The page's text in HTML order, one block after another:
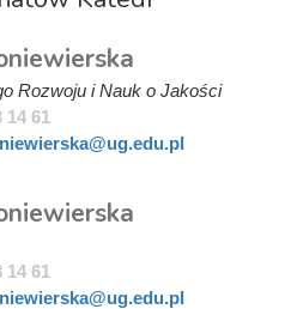
Rozwoju i Nauk o Jakości
14 61
14 61